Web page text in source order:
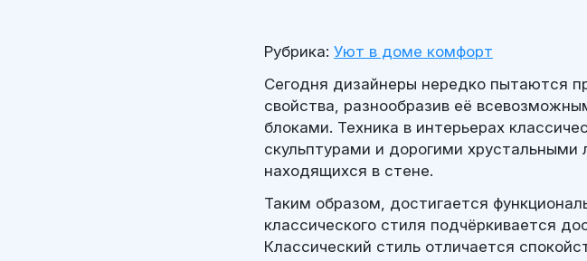
Рубрика: Уют в доме комфорт
Сегодня дизайнеры нередко пытаются
свойства, разнообразив её
блоками. Техника в интерьерах
скульптурами и дорогими
находящихся в стене.
Таким образом, достигается
классического стиля подчёркивается
Классический стиль отличается